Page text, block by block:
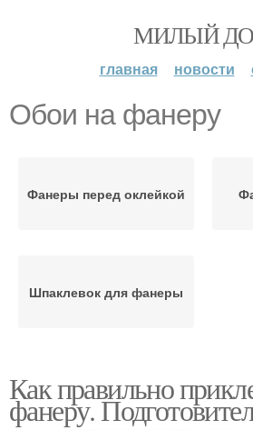
МИЛЫЙ
главная новости
Обои на фанеру
Фанеры перед оклейкой
Шпаклевок для фанеры
Как правильно
фанеру.